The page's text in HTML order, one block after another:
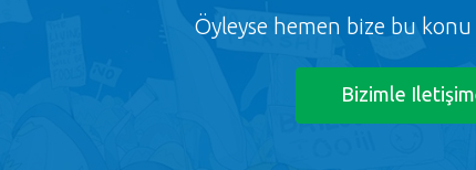
Öyleyse hemen bize bu
Bizimle